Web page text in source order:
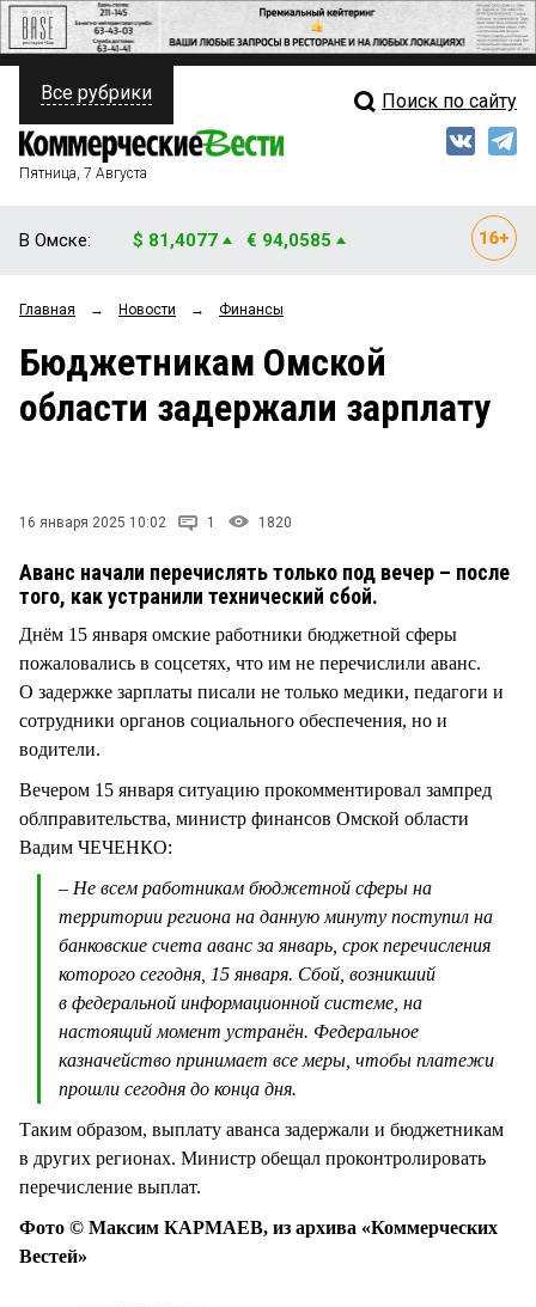
ПОЛИТИКА
ФИНАНСЫ
ОБЩЕСТВО
ЗАКОН
НОВОСТИ КОМПАНИЙ
СТИЛЬ ЖИЗНИ
Свежий выпуск
Рейтинги
Блоги
Все рубрики Поиск по сайту
Пятница, 7 Августа
В Омске: $ 81,4077 € 94,0585
Главная → Новости → Финансы
Бюджетникам Омской
области задержали зарплату
16 января 2025 10:02 1 1820
Аванс начали перечислять только под вечер – после
того, как устранили технический сбой.
Днём 15 января омские работники бюджетной сферы
пожаловались в соцсетях, что им не перечислили аванс.
О задержке зарплаты писали не только медики, педагоги и
сотрудники органов социального обеспечения, но и
водители.
Вечером 15 января ситуацию прокомментировал зампред
облправительства, министр финансов Омской области
Вадим ЧЕЧЕНКО:
– Не всем работникам бюджетной сферы на
территории региона на данную минуту поступил на
банковские счета аванс за январь, срок перечисления
которого сегодня, 15 января. Сбой, возникший
в федеральной информационной системе, на
настоящий момент устранён. Федеральное
казначейство принимает все меры, чтобы платежи
прошли сегодня до конца дня.
Таким образом, выплату аванса задержали и бюджетникам
в других регионах. Министр обещал проконтролировать
перечисление выплат.
Фото © Максим КАРМАЕВ, из архива «Коммерческих
Вестей»